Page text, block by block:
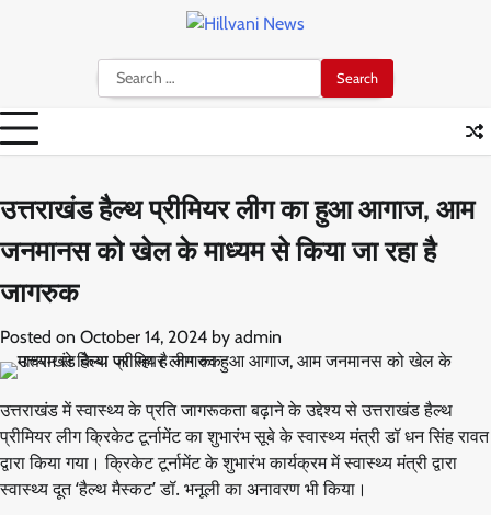
Search
for:
उत्तराखंड हैल्थ प्रीमियर लीग का हुआ आगाज, आम
जनमानस को खेल के माध्यम से किया जा रहा है
जागरुक
Posted on October 14, 2024 by admin
उत्तराखंड में स्वास्थ्य के प्रति जागरूकता बढ़ाने के उद्देश्य से उत्तराखंड हैल्थ
प्रीमियर लीग क्रिकेट टूर्नामेंट का शुभारंभ सूबे के स्वास्थ्य मंत्री डॉ धन सिंह रावत
द्वारा किया गया। क्रिकेट टूर्नामेंट के शुभारंभ कार्यक्रम में स्वास्थ्य मंत्री द्वारा
स्वास्थ्य दूत ‘हैल्थ मैस्कट’ डॉ. भनूली का अनावरण भी किया।